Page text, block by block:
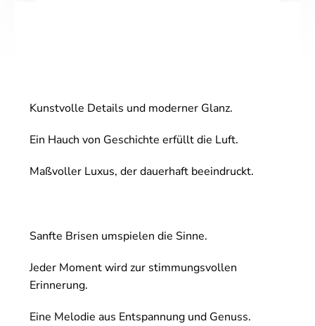
Kunstvolle Details und moderner Glanz.
Ein Hauch von Geschichte erfüllt die Luft.
Maßvoller Luxus, der dauerhaft beeindruckt.
Sanfte Brisen umspielen die Sinne.
Jeder Moment wird zur stimmungsvollen
Erinnerung.
Eine Melodie aus Entspannung und Genuss.